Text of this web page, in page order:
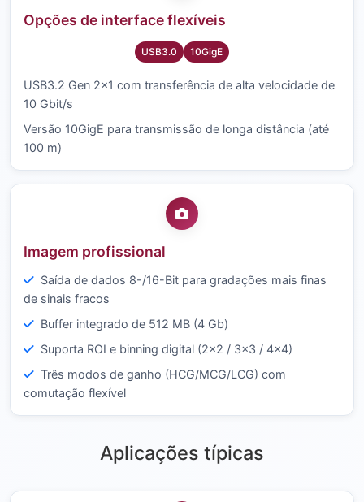
Opções de interface flexíveis
USB3.0 10GigE
USB3.2 Gen 2×1 com transferência de alta velocidade de
10 Gbit/s
Versão 10GigE para transmissão de longa distância (até
100 m)
Imagem profissional
Saída de dados 8-/16-Bit para gradações mais finas
de sinais fracos
Buffer integrado de 512 MB (4 Gb)
Suporta ROI e binning digital (2×2 / 3×3 / 4×4)
Três modos de ganho (HCG/MCG/LCG) com
comutação flexível
Aplicações típicas